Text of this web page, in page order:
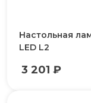
Настольная
LED L2
3 201 ₽